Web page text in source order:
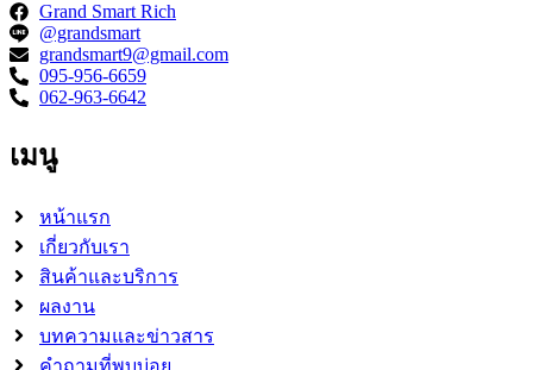
Grand Smart Rich
@grandsmart
grandsmart9@gmail.com
095-956-6659
062-963-6642
เมนู
หน้าแรก
เกี่ยวกับเรา
สินค้าและบริการ
ผลงาน
บทความและข่าวสาร
คำถามที่พบบ่อย